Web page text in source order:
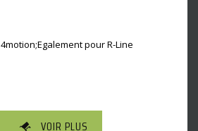
pour R-Line
VOIR PLUS